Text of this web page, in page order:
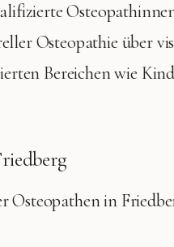
Osteopathie über
Bereichen wie
Osteopathen in